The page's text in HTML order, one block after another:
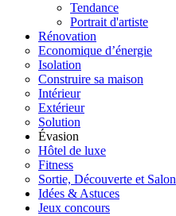
Tendance
Portrait d'artiste
Rénovation
Economique d’énergie
Isolation
Construire sa maison
Intérieur
Extérieur
Solution
Évasion
Hôtel de luxe
Fitness
Sortie, Découverte et Salon
Idées & Astuces
Jeux concours